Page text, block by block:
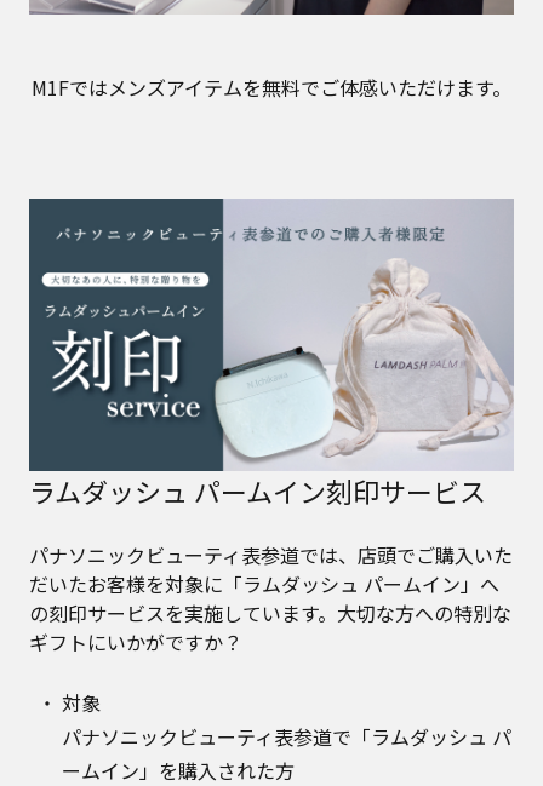
M1Fではメンズアイテムを無料でご体感いただけます。
ラムダッシュ パームイン刻印サービス
パナソニックビューティ表参道では、店頭でご購入いた
だいたお客様を対象に「ラムダッシュ パームイン」へ
の刻印サービスを実施しています。大切な方への特別な
ギフトにいかがですか？
対象
パナソニックビューティ表参道で「ラムダッシュ パ
ームイン」を購入された方